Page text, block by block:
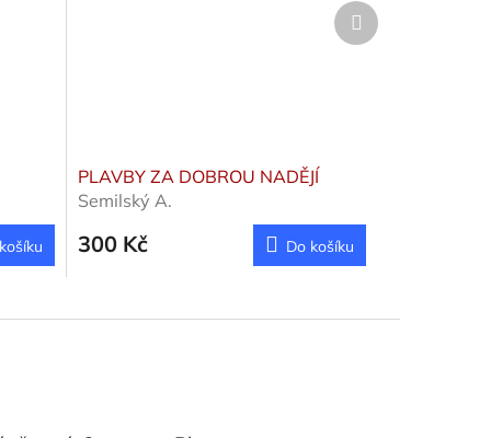
PLAVBY ZA DOBROU NADĚJÍ
Semilský A.
300 Kč Do košíku
Další
produkt